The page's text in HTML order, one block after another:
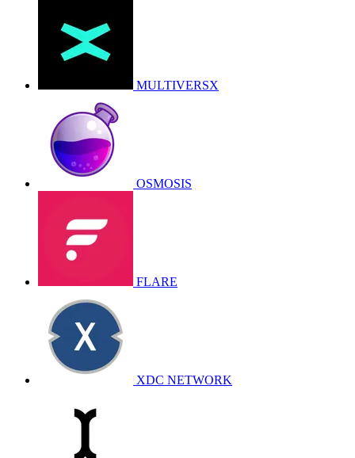
MULTIVERSX
OSMOSIS
FLARE
XDC NETWORK